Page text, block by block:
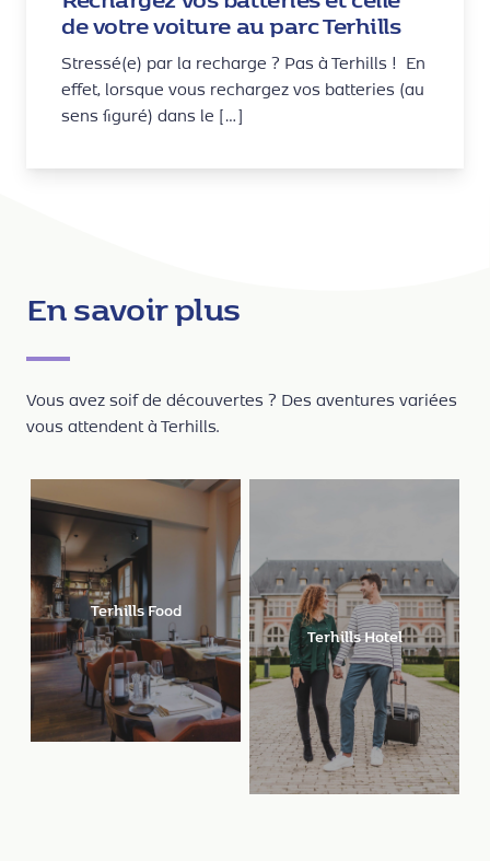
de votre voiture au parc Terhills
Stressé(e) par la recharge ? Pas à Terhills ! En
effet, lorsque vous rechargez vos batteries (au
sens figuré) dans le […]
En savoir plus
Vous avez soif de découvertes ? Des aventures variées
vous attendent à Terhills.
Terhills Food
Terhills Hotel